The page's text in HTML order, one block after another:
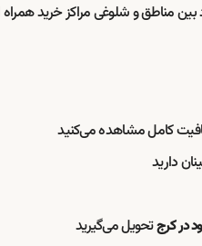
بین مناطق و شلوغی مراکز خرید
کامل مشاهده می‌کنید
دارید
در کرجتحویل می‌گیرید